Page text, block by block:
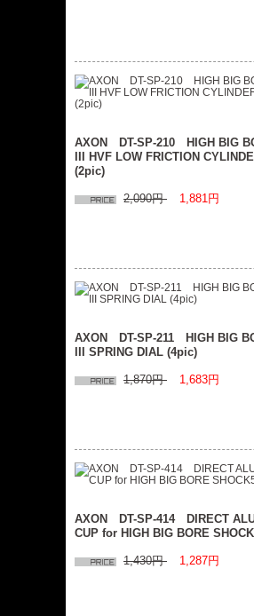
AXON DT-SP-210 HIGH BIG
III HVF LOW FRICTION
(2pic)
2,090円 1,881円
AXON DT-SP-211 HIGH BIG
III SPRING DIAL (4pic)
1,870円 1,683円
AXON DT-SP-414 DIRECT
CUP for HIGH BIG BORE
1,430円 1,287円